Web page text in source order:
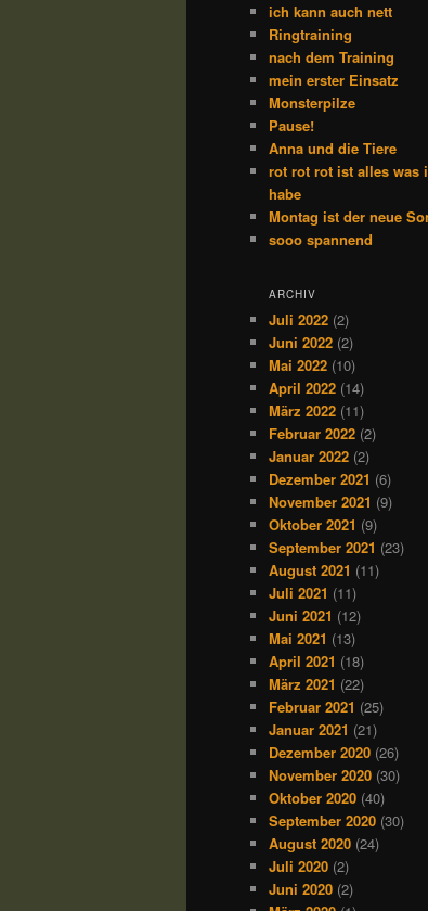
ich kann auch nett
Ringtraining
nach dem Training
mein erster Einsatz
Monsterpilze
Pause!
Anna und die Tiere
rot rot rot ist alles was
habe
Montag ist der neue
sooo spannend
ARCHIV
Juli 2022 (2)
Juni 2022 (2)
Mai 2022 (10)
April 2022 (14)
März 2022 (11)
Februar 2022 (2)
Januar 2022 (2)
Dezember 2021 (6)
November 2021 (9)
Oktober 2021 (9)
September 2021 (23)
August 2021 (11)
Juli 2021 (11)
Juni 2021 (12)
Mai 2021 (13)
April 2021 (18)
März 2021 (22)
Februar 2021 (25)
Januar 2021 (21)
Dezember 2020 (26)
November 2020 (30)
Oktober 2020 (40)
September 2020 (30)
August 2020 (24)
Juli 2020 (2)
Juni 2020 (2)